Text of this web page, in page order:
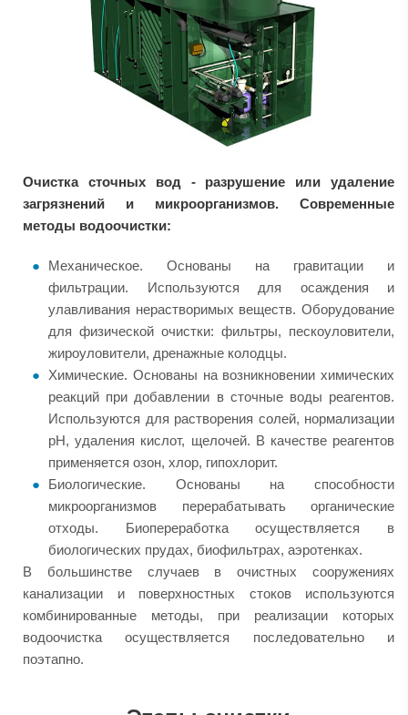
Очистка сточных вод - разрушение или удаление
загрязнений и микроорганизмов. Современные
методы водоочистки:
Механическое. Основаны на гравитации и
фильтрации. Используются для осаждения и
улавливания нерастворимых веществ. Оборудование
для физической очистки: фильтры, пескоуловители,
жироуловители, дренажные колодцы.
Химические. Основаны на возникновении химических
реакций при добавлении в сточные воды реагентов.
Используются для растворения солей, нормализации
рН, удаления кислот, щелочей. В качестве реагентов
применяется озон, хлор, гипохлорит.
Биологические. Основаны на способности
микроорганизмов перерабатывать органические
отходы. Биопереработка осуществляется в
биологических прудах, биофильтрах, аэротенках.
В большинстве случаев в очистных сооружениях
канализации и поверхностных стоков используются
комбинированные методы, при реализации которых
водоочистка осуществляется последовательно и
поэтапно.